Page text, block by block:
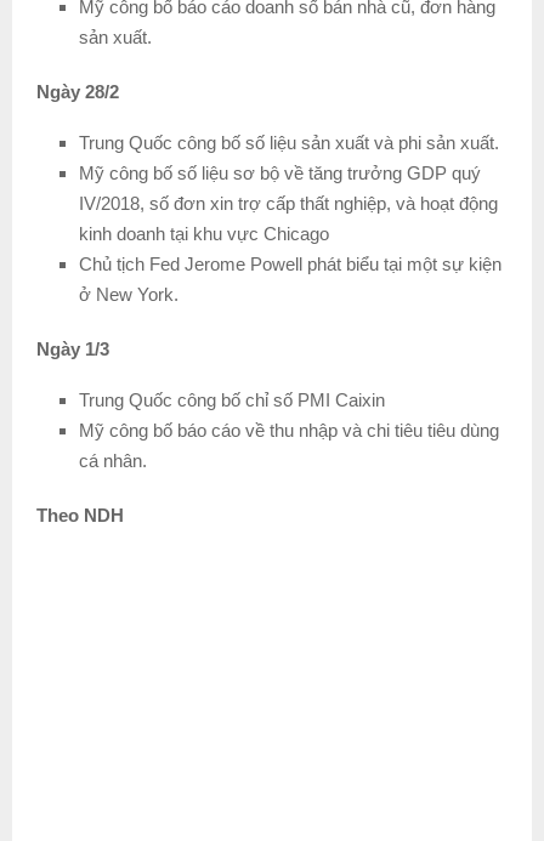
Mỹ công bố báo cáo doanh số bán nhà cũ, đơn hàng
sản xuất.
Ngày 28/2
Trung Quốc công bố số liệu sản xuất và phi sản xuất.
Mỹ công bố số liệu sơ bộ về tăng trưởng GDP quý
IV/2018, số đơn xin trợ cấp thất nghiệp, và hoạt động
kinh doanh tại khu vực Chicago
Chủ tịch Fed Jerome Powell phát biểu tại một sự kiện
ở New York.
Ngày 1/3
Trung Quốc công bố chỉ số PMI Caixin
Mỹ công bố báo cáo về thu nhập và chi tiêu tiêu dùng
cá nhân.
Theo NDH